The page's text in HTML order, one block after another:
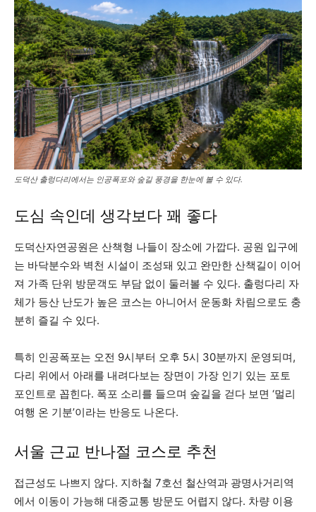
도덕산 출렁다리에서는 인공폭포와 숲길 풍경을 한눈에 볼 수 있다.
도심 속인데 생각보다 꽤 좋다
도덕산자연공원은 산책형 나들이 장소에 가깝다. 공원 입구에
는 바닥분수와 벽천 시설이 조성돼 있고 완만한 산책길이 이어
져 가족 단위 방문객도 부담 없이 둘러볼 수 있다. 출렁다리 자
체가 등산 난도가 높은 코스는 아니어서 운동화 차림으로도 충
분히 즐길 수 있다.
특히 인공폭포는 오전 9시부터 오후 5시 30분까지 운영되며,
다리 위에서 아래를 내려다보는 장면이 가장 인기 있는 포토
포인트로 꼽힌다. 폭포 소리를 들으며 숲길을 걷다 보면 ‘멀리
여행 온 기분’이라는 반응도 나온다.
서울 근교 반나절 코스로 추천
접근성도 나쁘지 않다. 지하철 7호선 철산역과 광명사거리역
에서 이동이 가능해 대중교통 방문도 어렵지 않다. 차량 이용